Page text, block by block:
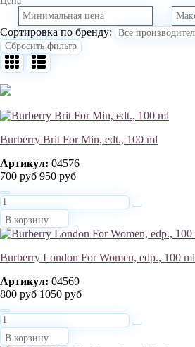
Сортировка по бренду:
Сбросить фильтр
Burberry Brit For Min, edt., 100 ml
Артикул: 04576
700 руб 950 руб
В корзину
Burberry London For Women, edp., 100 ml
Артикул: 04569
800 руб 1050 руб
В корзину